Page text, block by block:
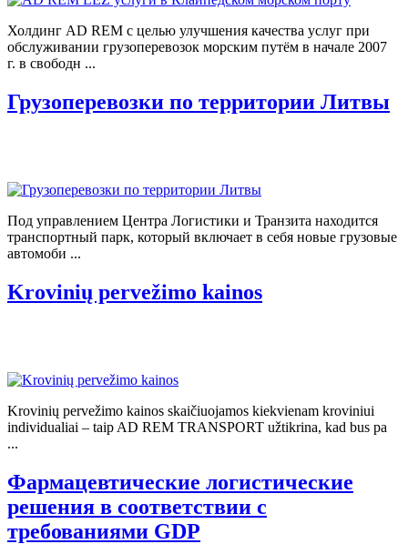
Холдинг AD REM с целью улучшения качества услуг при
обслуживании грузоперевозок морским путём в начале 2007
г. в свободн ...
Грузоперевозки по территории Литвы
Под управлением Центра Логистики и Транзита находится
транспортный парк, который включает в себя новые грузовые
автомоби ...
Krovinių pervežimo kainos
Krovinių pervežimo kainos skaičiuojamos kiekvienam kroviniui
individualiai – taip AD REM TRANSPORT užtikrina, kad bus pa
...
Фармацевтические логистические
решения в соответствии с
требованиями GDP